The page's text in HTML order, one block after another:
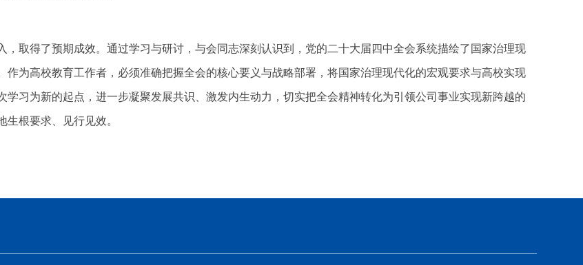
取得了预期成效。通过学习与研讨，与会同志深刻认识到，党的二十大届四中全会系统描绘了国家治理现
为高校教育工作者，必须准确把握全会的核心要义与战略部署，将国家治理现代化的宏观要求与高校实现
习为新的起点，进一步凝聚发展共识、激发内生动力，切实把全会精神转化为引领公司事业实现新跨越的
根要求、见行见效。